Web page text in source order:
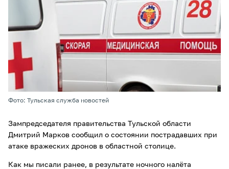
Фото: Тульская служба новостей
Зампредседателя правительства Тульской области
Дмитрий Марков сообщил о состоянии пострадавших при
атаке вражеских дронов в областной столице.
Как мы писали ранее, в результате ночного налёта